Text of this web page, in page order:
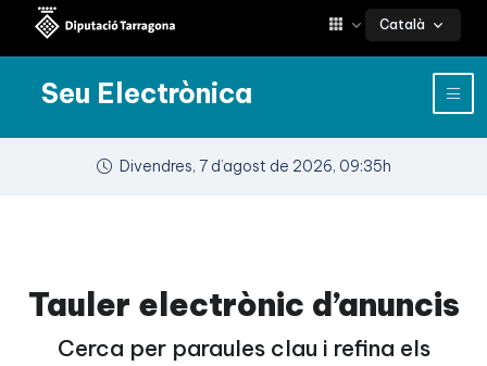
Català
Seu Electrònica
Divendres, 7 d’agost de 2026, 09:35h
Tauler electrònic d’anuncis
Cerca per paraules clau i refina els